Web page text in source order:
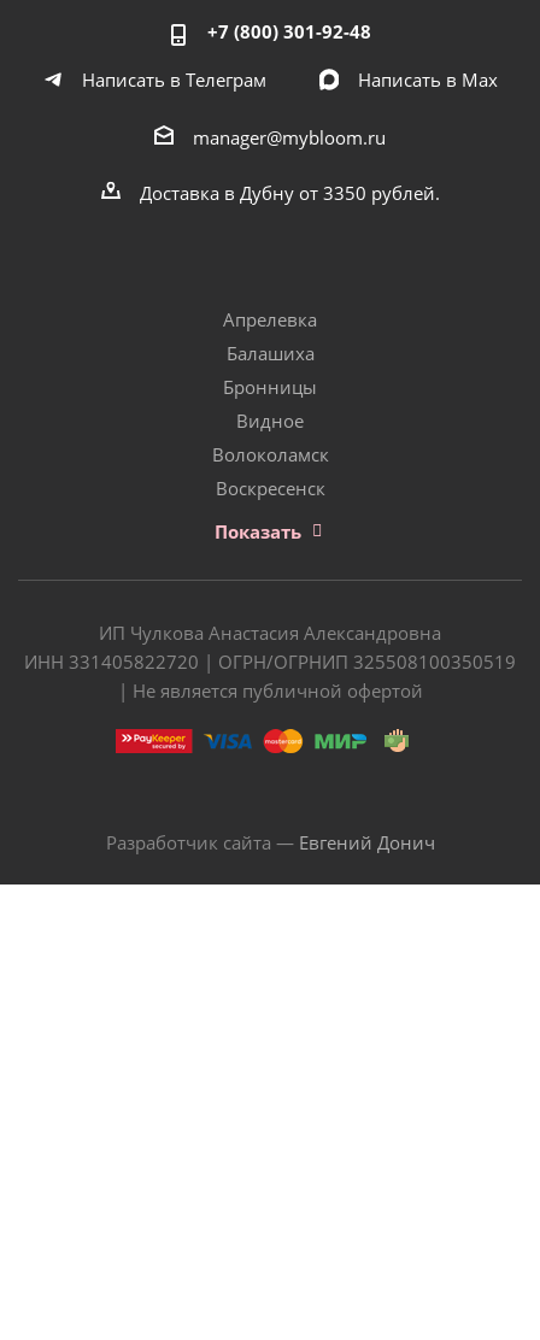
+7 (800) 301-92-48
Написать в Телеграм
Написать в Мах
manager@mybloom.ru
Доставка в Дубну от 3350 рублей.
Апрелевка
Балашиха
Бронницы
Видное
Волоколамск
Воскресенск
Показать
ИП Чулкова Анастасия Александровна
ИНН 331405822720 | ОГРН/ОГРНИП 325508100350519
| Не является публичной офертой
Разработчик сайта — Евгений Донич